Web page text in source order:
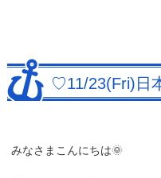
♡11/23(Fri)日
みなさまこんにちは🌞